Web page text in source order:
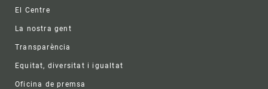
El Centre
La nostra gent
Transparència
Equitat, diversitat i igualtat
Oficina de premsa